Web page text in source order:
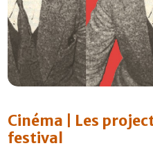
Cinéma | Les
festival